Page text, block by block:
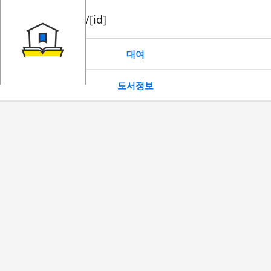
book/rent/[id]
대여
도서정보